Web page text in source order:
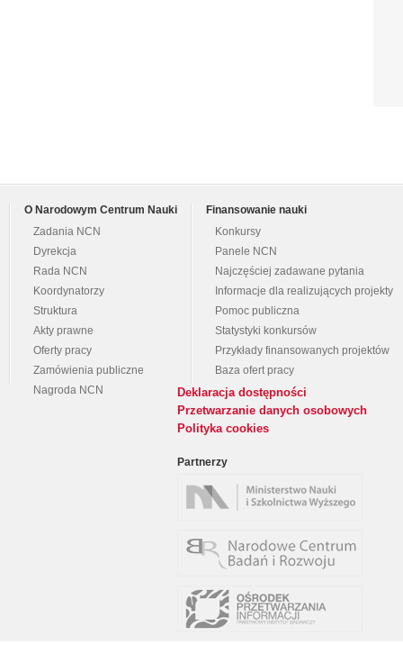
O Narodowym Centrum Nauki
Zadania NCN
Dyrekcja
Rada NCN
Koordynatorzy
Struktura
Akty prawne
Oferty pracy
Zamówienia publiczne
Nagroda NCN
Finansowanie nauki
Konkursy
Panele NCN
Najczęściej zadawane pytania
Informacje dla realizujących projekty
Pomoc publiczna
Statystyki konkursów
Przykłady finansowanych projektów
Baza ofert pracy
Deklaracja dostępności
Przetwarzanie danych osobowych
Polityka cookies
Partnerzy